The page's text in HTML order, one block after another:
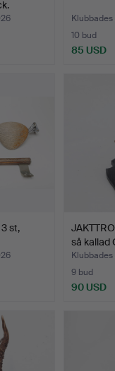
10 bud
85 USD
st,
så kallad
9 bud
90 USD